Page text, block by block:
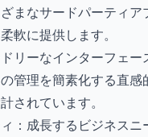
まなサードパーティア
軟に提供します。
リーなインターフェー
管理を簡素化する直感
されています。
：成長するビジネスニ